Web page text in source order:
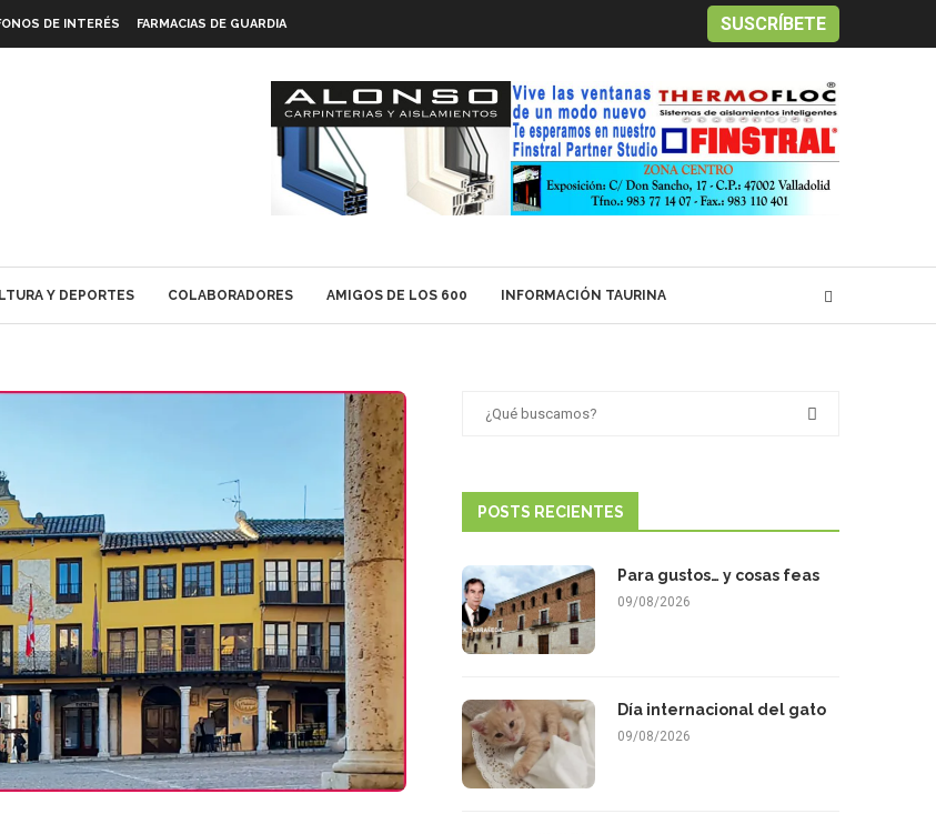
DE INTERÉS FARMACIAS DE GUARDIA SUSCRÍBETE
Y DEPORTES COLABORADORES AMIGOS DE LOS 600 INFORMACIÓN TAURINA
POSTS RECIENTES
Para gustos… y cosas feas
09/08/2026
Día internacional del gato
09/08/2026